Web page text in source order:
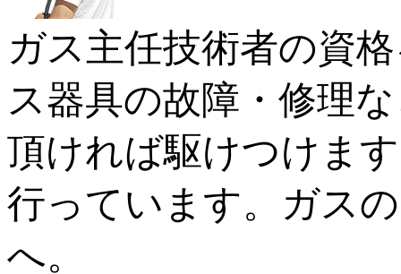
ガス主任技術者の資
ス器具の故障・修理
頂ければ駆けつけま
行っています。ガス
へ。